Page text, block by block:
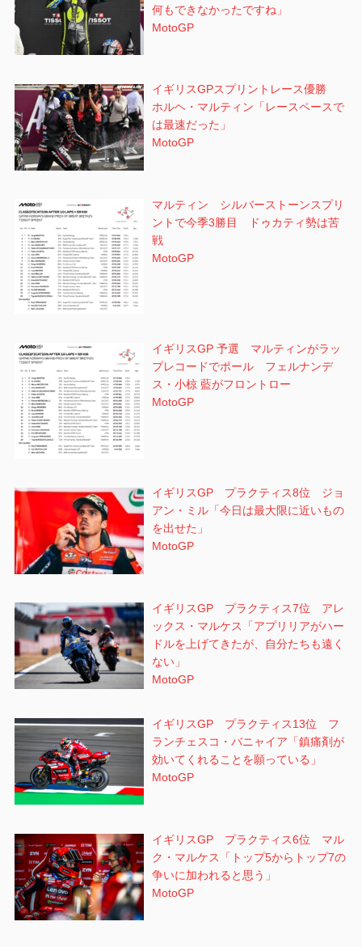
何もできなかったですね」
MotoGP
イギリスGPスプリントレース優勝
ホルヘ・マルティン「レースペースで
は最速だった」
MotoGP
マルティン シルバーストーンスプリ
ントで今季3勝目 ドゥカティ勢は苦
戦
MotoGP
イギリスGP 予選 マルティンがラッ
プレコードでポール フェルナンデ
ス・小椋 藍がフロントロー
MotoGP
イギリスGP プラクティス8位 ジョ
アン・ミル「今日は最大限に近いもの
を出せた」
MotoGP
イギリスGP プラクティス7位 アレ
ックス・マルケス「アプリリアがハー
ドルを上げてきたが、自分たちも遠く
ない」
MotoGP
イギリスGP プラクティス13位 フ
ランチェスコ・バニャイア「鎮痛剤が
効いてくれることを願っている」
MotoGP
イギリスGP プラクティス6位 マル
ク・マルケス「トップ5からトップ7の
争いに加われると思う」
MotoGP